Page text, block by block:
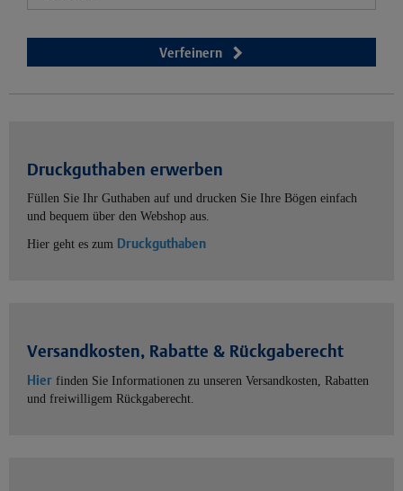
Verfeinern
Druckguthaben erwerben
Füllen Sie Ihr Guthaben auf und drucken Sie Ihre Bögen einfach
und bequem über den Webshop aus.
Hier geht es zum Druckguthaben
Versandkosten, Rabatte & Rückgaberecht
Hier finden Sie Informationen zu unseren Versandkosten, Rabatten
und freiwilligem Rückgaberecht.